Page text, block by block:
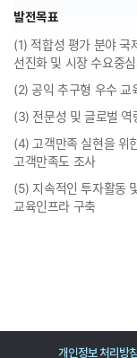
발전목표
(1) 적합성 평가 분야 국
선진화 및 시장 수요중
(2) 공익 추구형 우수 교
(3) 전문성 및 글로벌 역
(4) 고객만족 실현을 위
고객만족도 조사
(5) 지속적인 투자활동
교육인프라 구축
개인정보 처리방침